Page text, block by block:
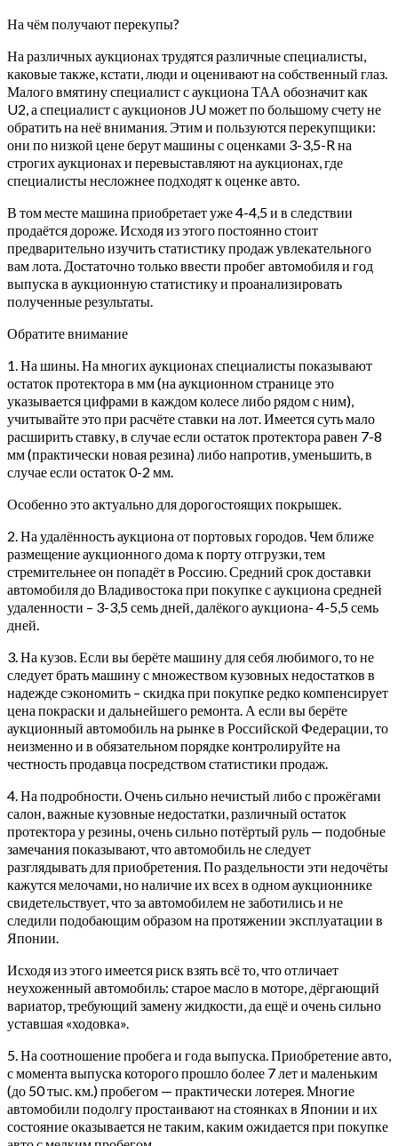
На чём получают перекупы?
На различных аукционах трудятся различные специалисты,
каковые также, кстати, люди и оценивают на собственный глаз.
Малого вмятину специалист с аукциона ТАА обозначит как
U2, а специалист с аукционов JU может по большому счету не
обратить на неё внимания. Этим и пользуются перекупщики:
они по низкой цене берут машины с оценками 3-3,5-R на
строгих аукционах и перевыставляют на аукционах, где
специалисты несложнее подходят к оценке авто.
В том месте машина приобретает уже 4-4,5 и в следствии
продаётся дороже. Исходя из этого постоянно стоит
предварительно изучить статистику продаж увлекательного
вам лота. Достаточно только ввести пробег автомобиля и год
выпуска в аукционную статистику и проанализировать
полученные результаты.
Обратите внимание
1. На шины. На многих аукционах специалисты показывают
остаток протектора в мм (на аукционном странице это
указывается цифрами в каждом колесе либо рядом с ним),
учитывайте это при расчёте ставки на лот. Имеется суть мало
расширить ставку, в случае если остаток протектора равен 7-8
мм (практически новая резина) либо напротив, уменьшить, в
случае если остаток 0-2 мм.
Особенно это актуально для дорогостоящих покрышек.
2. На удалённость аукциона от портовых городов. Чем ближе
размещение аукционного дома к порту отгрузки, тем
стремительнее он попадёт в Россию. Средний срок доставки
автомобиля до Владивостока при покупке с аукциона средней
удаленности – 3-3,5 семь дней, далёкого аукциона- 4-5,5 семь
дней.
3. На кузов. Если вы берёте машину для себя любимого, то не
следует брать машину с множеством кузовных недостатков в
надежде сэкономить – скидка при покупке редко компенсирует
цена покраски и дальнейшего ремонта. А если вы берёте
аукционный автомобиль на рынке в Российской Федерации, то
неизменно и в обязательном порядке контролируйте на
честность продавца посредством статистики продаж.
4. На подробности. Очень сильно нечистый либо с прожёгами
салон, важные кузовные недостатки, различный остаток
протектора у резины, очень сильно потёртый руль — подобные
замечания показывают, что автомобиль не следует
разглядывать для приобретения. По раздельности эти недочёты
кажутся мелочами, но наличие их всех в одном аукционнике
свидетельствует, что за автомобилем не заботились и не
следили подобающим образом на протяжении эксплуатации в
Японии.
Исходя из этого имеется риск взять всё то, что отличает
неухоженный автомобиль: старое масло в моторе, дёргающий
вариатор, требующий замену жидкости, да ещё и очень сильно
уставшая «ходовка».
5. На соотношение пробега и года выпуска. Приобретение авто,
с момента выпуска которого прошло более 7 лет и маленьким
(до 50 тыс. км.) пробегом — практически лотерея. Многие
автомобили подолгу простаивают на стоянках в Японии и их
состояние оказывается не таким, каким ожидается при покупке